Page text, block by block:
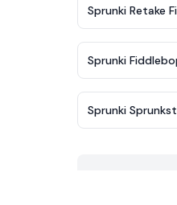
Sprunki Retake
Sprunki
Sprunki